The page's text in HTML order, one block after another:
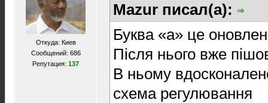
Откуда: Киев
Сообщений: 686
Репутация: 137
Mazur писал(а):
Буква «а» це
Після нього вже
В ньому
схема регулювання